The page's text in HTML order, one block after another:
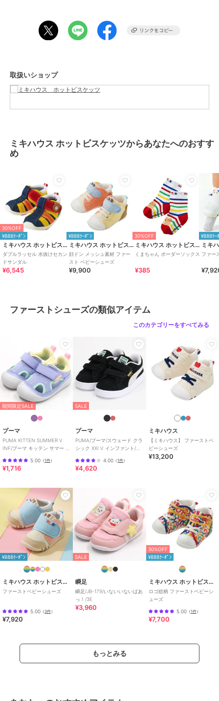
自然で正しい歩き方を促すシューズです。
ようにしています。
赤ちゃんの足が曲がる位置で曲がる柔軟なソールは、
スムーズな歩行を助け、土踏まずの形成を促します。
つま先が少しあがっているので、歩き始めの赤ちゃんがつまずきにく
くなっています。
■甲は面ファスナー
大きくベルトが開き、履かせやすくなっています。
面ファスナーで調節できるので、甲高の赤ちゃんの足にもフィットし
ます。
【仕様】
・2Ｅラスト設計
〈ママスタッフのレビュー〉
・汗っかきな子どもにぴったり！靴下をはいて春先から、暑くなった
・つま先が出るサンダルが不安な時期に、スニーカーとサンダルのい
いとこどりのこのシューズはおすすめです。
・水遊びやお手入れの際に濡れても乾きやすい素材です。
《HOT B
ISCUITS ーホットビスケッツー》
ミキハウスホットビスケッツは、”Good Quality”がキーワードのブラ
ンド。
子どもたちには毎日ごきげんに、楽しく健やかに 過ごしてほしいか
ら、
お子さまのための良いものづくりを大切にしています。
男の子も女の子も子どもらしく、おしゃれに可愛く着られるアイテム
がいっぱい。
赤ちゃんからキッズまでの子ども服・ベビー服・ベビー用品等を幅広
春夏秋冬の季節に合わせた、ご出産祝いやプレゼント、ギフトもおす
すめです。
この商品は無料ギフトサービスの対象商品です
>>無料ギフトサービスについての詳細はこちら
ブランド ミキハウス ホットビスケッツ
ショップ ミキハウス ホットビスケッツ
商品カテゴリ ベビーシューズ
ファーストシ
ューズ
性別タイプ
ガールズ
ファーストシ
取扱いショップ
ミキハウス ホットビスケッツからあなたへのおすす
め
30%OFF
¥888ｸｰﾎﾟﾝ
ミキハウス ホットビスケッツ
ダブルラッセル 水抜けセカン
ドサンダル
¥6,545
¥888ｸｰﾎﾟﾝ
ミキハウス ホットビスケッツ
顔ドン メッシュ素材 ファー
スト ベビーシューズ
¥9,900
30%OFF
ミキハウス ホットビスケッツ
くまちゃん ボーダーソックス
¥385
¥888ｸｰ
ファー
ファーストシューズの類似アイテム
このカテゴリーをすべてみる
期間限定SALE
プーマ
PUMA KITTEN SUMMER V
INF/プーマ キッテン サマー V
5.00 （1件）
¥1,716
SALE
プーマ
PUMA/プーマ/スウェード クラ
シック XXI V インファント/ベ
4.00 （1件）
¥4,620
ミキハウス
【ミキハウス】 ファーストベ
ビーシューズ
¥13,200
¥888ｸｰﾎﾟﾝ
ミキハウス ホットビスケッツ
ファーストベビーシューズ
5.00 （3件）
¥7,920
SALE
瞬足
瞬足/JB-179/いないいないばあ
っ！/3E
¥3,960
30%OFF
¥888ｸｰﾎﾟﾝ
ミキハウス ホットビスケッツ
ロゴ総柄 ファーストベビーシ
ューズ
5.00（1件）
¥7,700
もっとみる